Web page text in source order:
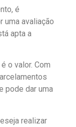
é
uma avaliação
apta a
o valor. Com
pode dar uma
realizar